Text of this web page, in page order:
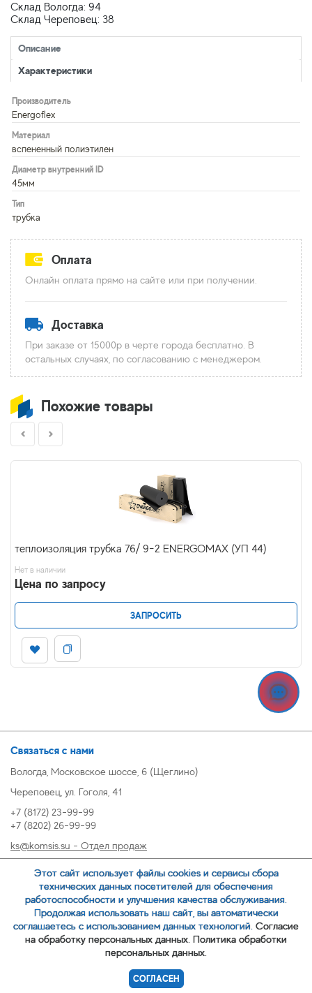
Склад Вологда: 94
Склад Череповец: 38
Описание
Характеристики
Производитель
Energoflex
Материал
вспененный полиэтилен
Диаметр внутренний ID
45мм
Тип
трубка
Оплата
Онлайн оплата прямо на сайте или при получении.
Доставка
При заказе от 15000р в черте города бесплатно. В
остальных случаях, по согласованию с менеджером.
Похожие товары
теплоизоляция трубка 76/ 9-2 ENERGOMAX (УП 44)
Нет в наличии
Цена по запросу
ЗАПРОСИТЬ
Связаться с нами
Вологда, Московское шоссе, 6 (Щеглино)
Череповец, ул. Гоголя, 41
+7 (8172) 23-99-99
+7 (8202) 26-99-99
ks@komsis.su - Отдел продаж
oz@komsis.su - Отдел закупок
ЗАКАЗАТЬ ЗВОНОК
Политика обработки персональных данных
Этот сайт использует файлы cookies и сервисы сбора
технических данных посетителей для обеспечения
работоспособности и улучшения качества обслуживания.
Продолжая использовать наш сайт, вы автоматически
соглашаетесь с использованием данных технологий. Согласие
на обработку персональных данных. Политика обработки
персональных данных.
СОГЛАСЕН